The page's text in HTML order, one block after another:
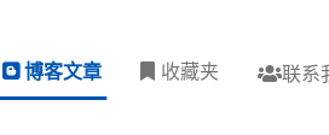
博客文章 收藏夹 联系